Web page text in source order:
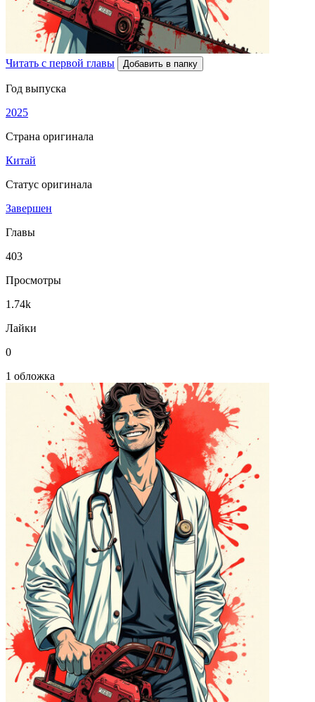
Читать с первой главы Добавить в папку
Год выпуска
2025
Страна оригинала
Китай
Статус оригинала
Завершен
Главы
403
Просмотры
1.74k
Лайки
0
1 обложка